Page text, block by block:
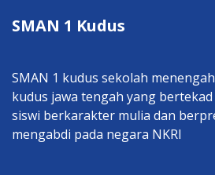
SMAN 1 Kudus
SMAN 1 kudus sekolah
kudus jawa tengah yang
siswi berkarakter mulia dan
mengabdi pada negara NKRI